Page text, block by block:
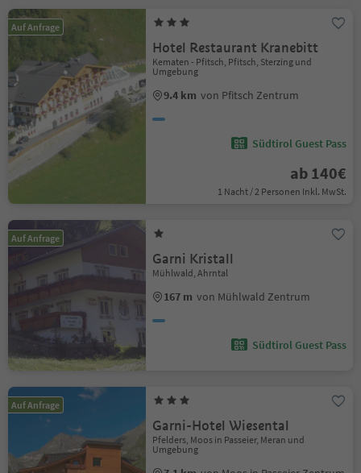
Auf Anfrage
Hotel Restaurant Kranebitt
Kematen - Pfitsch, Pfitsch, Sterzing und
Umgebung
9.4 km von Pfitsch Zentrum
Südtirol Guest Pass
ab 140€
1 Nacht / 2 Personen Inkl. MwSt.
Auf Anfrage
Garni Kristall
Mühlwald, Ahrntal
167 m von Mühlwald Zentrum
Südtirol Guest Pass
Auf Anfrage
Garni-Hotel Wiesental
Pfelders, Moos in Passeier, Meran und
Umgebung